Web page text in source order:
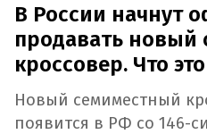
В России начнут
продавать новый
кроссовер. Что
Новый семиместный
появится в РФ со 146-